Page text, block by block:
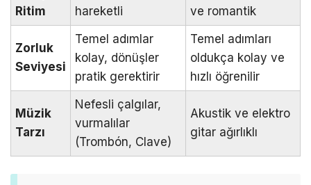
Ritim
hareketli
ve romantik
Zorluk
Seviyesi
Temel adımlar
kolay, dönüşler
pratik gerektirir
Temel adımları
oldukça kolay ve
hızlı öğrenilir
Müzik
Tarzı
Nefesli çalgılar,
vurmalılar
(Trombón, Clave)
Akustik ve elektro
gitar ağırlıklı